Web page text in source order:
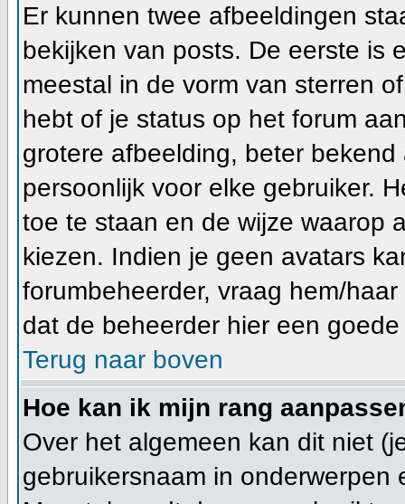
Er kunnen twee afbeeldingen
bekijken van posts. De eerste is
meestal in de vorm van sterren
hebt of je status op het forum
grotere afbeelding, beter
persoonlijk voor elke gebruiker.
toe te staan en de wijze waarop
kiezen. Indien je geen avatars
forumbeheerder, vraag hem/
dat de beheerder hier een
Terug naar boven
Hoe kan ik mijn rang
Over het algemeen kan dit niet
gebruikersnaam in